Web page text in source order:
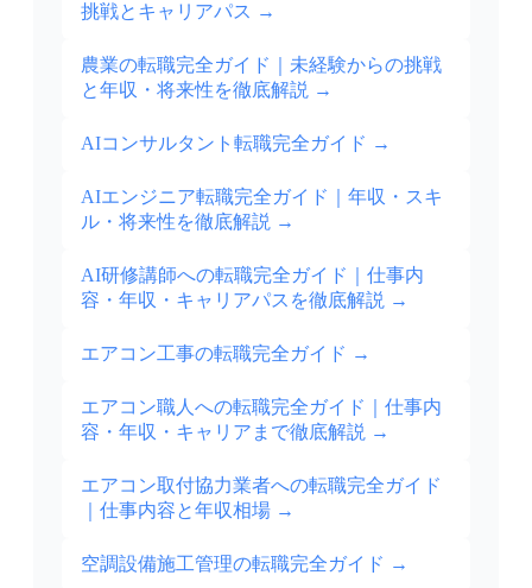
挑戦とキャリアパス →
農業の転職完全ガイド｜未経験からの挑戦
と年収・将来性を徹底解説 →
AIコンサルタント転職完全ガイド →
AIエンジニア転職完全ガイド｜年収・スキ
ル・将来性を徹底解説 →
AI研修講師への転職完全ガイド｜仕事内
容・年収・キャリアパスを徹底解説 →
エアコン工事の転職完全ガイド →
エアコン職人への転職完全ガイド｜仕事内
容・年収・キャリアまで徹底解説 →
エアコン取付協力業者への転職完全ガイド
｜仕事内容と年収相場 →
空調設備施工管理の転職完全ガイド →